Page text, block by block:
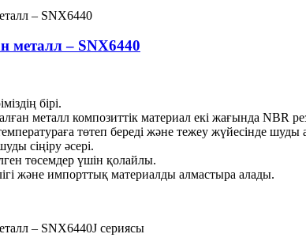
металл – SNX6440
бірі.
металл композиттік материал екі жағында NBR
төтеп береді және тежеу ​​жүйесінде шуды
сіңіру әсері.
төсемдер үшін қолайлы.
және импорттық материалды алмастыра алады.